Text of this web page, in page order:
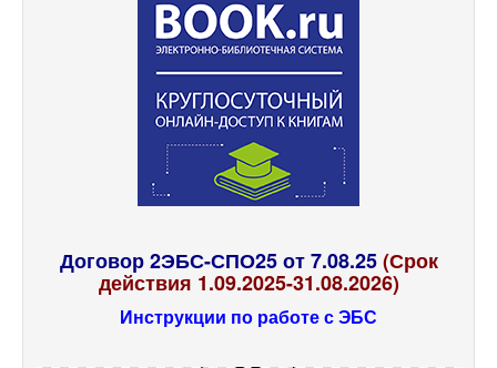
Договор 2ЭБС-СПО25 от 7.08.25 (Срок
действия 1.09.2025-31.08.2026)
Инструкции по работе с ЭБС